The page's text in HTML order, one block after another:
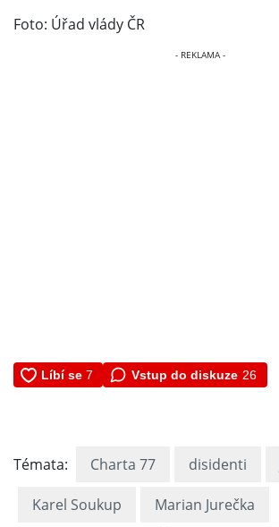
Foto: Úřad vlády ČR
Vstup do diskuze 26
Témata: Charta 77 disidenti
Karel Soukup Marian Jurečka